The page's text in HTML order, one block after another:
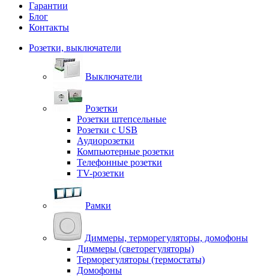
Гарантии
Блог
Контакты
Розетки, выключатели
Выключатели
Розетки
Розетки штепсельные
Розетки с USB
Аудиорозетки
Компьютерные розетки
Телефонные розетки
TV-розетки
Рамки
Диммеры, терморегуляторы, домофоны
Диммеры (светорегуляторы)
Терморегуляторы (термостаты)
Домофоны